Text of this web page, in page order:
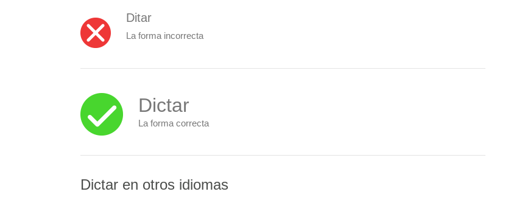
Ditar
La forma incorrecta
Dictar
La forma correcta
Dictar en otros idiomas